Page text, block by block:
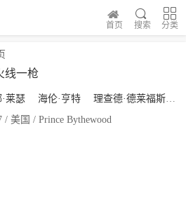
分类
搜索
首页
线一枪
莱瑟 海伦·亨特 理查德·德莱福斯
/ 美国 / Prince Bythewood